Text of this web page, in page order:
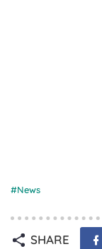
News
SHARE